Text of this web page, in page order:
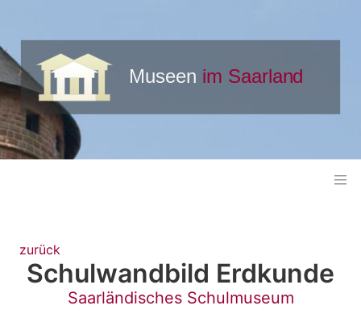
zurück
Schulwandbild Erdkunde
Saarländisches Schulmuseum